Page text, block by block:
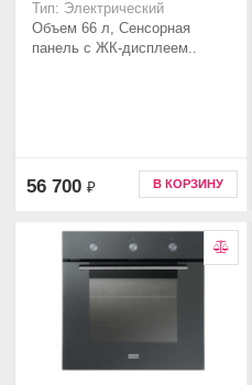
Тип: Электрический
Объем 66 л, Сенсорная
панель с ЖК-дисплеем..
56 700 ₽ В КОРЗИНУ